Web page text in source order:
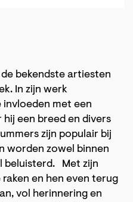
bekendste artiesten
In zijn werk
met een
een breed en divers
zijn populair bij
worden zowel binnen
beluisterd. Met zijn
en hen even terug
vol herinnering en